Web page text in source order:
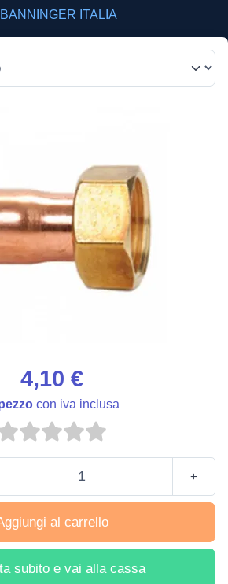
BANNINGER ITALIA
4,10 €
con iva inclusa
+
al carrello
subito e vai alla cassa